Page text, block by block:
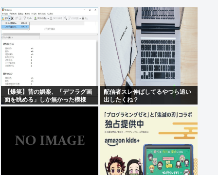
【爆笑】昔の娯楽、「デフラグ画
面を眺める」しか無かった模様
www
配信者スレ伸ばしてるやつら追い
出したくね？